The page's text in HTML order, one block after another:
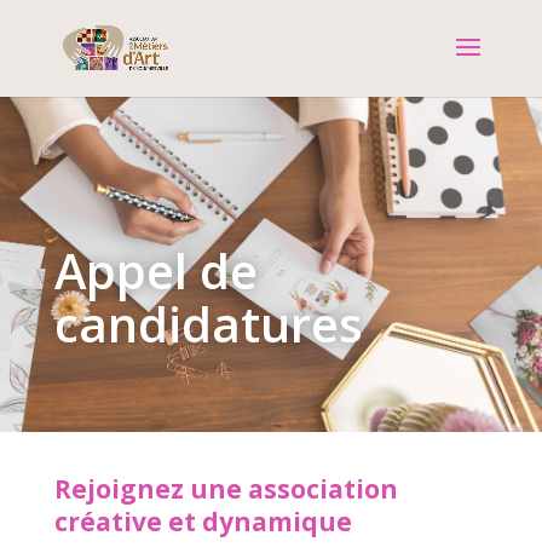
Appel de
candidatures
Rejoignez une association
créative et dynamique